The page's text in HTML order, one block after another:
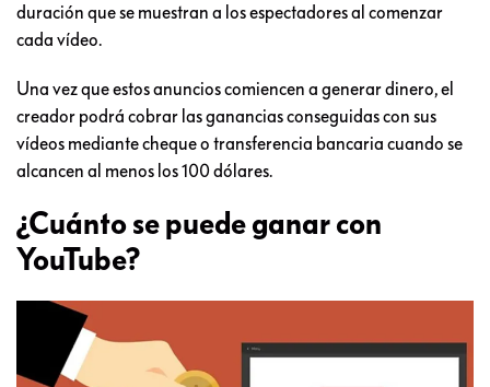
duración que se muestran a los espectadores al comenzar
cada vídeo.
Una vez que estos anuncios comiencen a generar dinero, el
creador podrá cobrar las ganancias conseguidas con sus
vídeos mediante cheque o transferencia bancaria cuando se
alcancen al menos los 100 dólares.
¿Cuánto se puede ganar con
YouTube?